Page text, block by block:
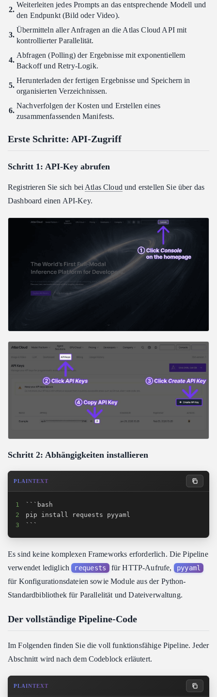
Weiterleiten jedes Prompts an das entsprechende Modell und
den Endpunkt (Bild oder Video).
Übermitteln aller Anfragen an die Atlas Cloud API mit
kontrollierter Parallelität.
Abfragen (Polling) der Ergebnisse mit exponentiellem
Backoff und Retry-Logik.
Herunterladen der fertigen Ergebnisse und Speichern in
organisierten Verzeichnissen.
Nachverfolgen der Kosten und Erstellen eines
zusammenfassenden Manifests.
Erste Schritte: API-Zugriff
Schritt 1: API-Key abrufen
Registrieren Sie sich bei Atlas Cloud und erstellen Sie über das
Dashboard einen API-Key.
Schritt 2: Abhängigkeiten installieren
PLAINTEXT
1
2
3
```
Es sind keine komplexen Frameworks erforderlich. Die Pipeline
verwendet lediglich requests für HTTP-Aufrufe, pyyaml
für Konfigurationsdateien sowie Module aus der Python-
Standardbibliothek für Parallelität und Dateiverwaltung.
Der vollständige Pipeline-Code
Im Folgenden finden Sie die voll funktionsfähige Pipeline. Jeder
Abschnitt wird nach dem Codeblock erläutert.
PLAINTEXT